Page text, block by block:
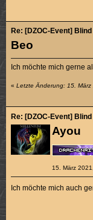
Beo
Re: [DZOC-Event]
Ich möchte mich gerne
«Letzte Änderung: 15.
Ayou
15. März
Re: [DZOC-Event]
Ich möchte mich auch